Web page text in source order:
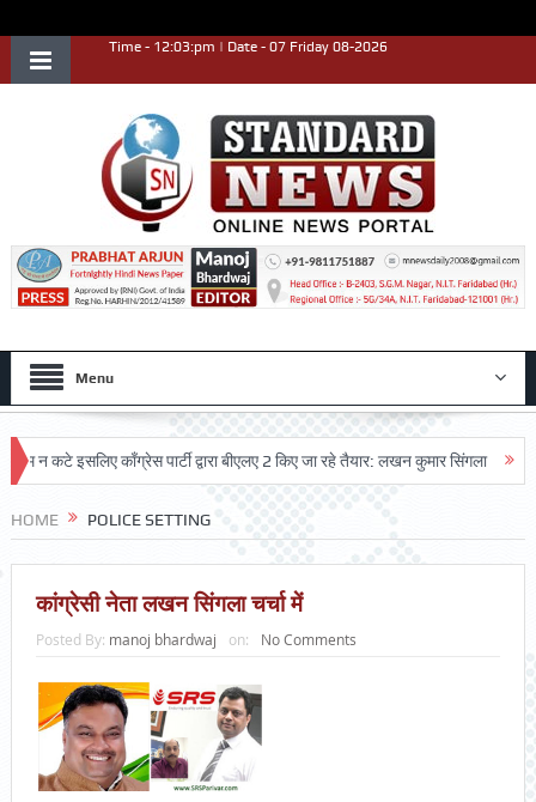
Time - 12:03:pm | Date - 07 Friday 08-2026
Menu
न कटे इसलिए काँग्रेस पार्टी द्वारा बीएलए 2 किए जा रहे तैयार: लखन कुमार सिंगला
HOME POLICE SETTING
कांग्रेसी नेता लखन सिंगला चर्चा में
Posted By: manoj bhardwaj on: No Comments